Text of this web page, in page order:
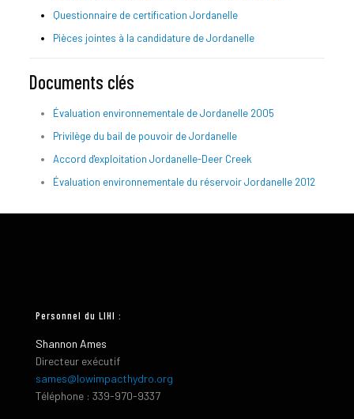
Questionnaire de certification Jordanelle
Pièces jointes à la candidature de Jordanelle
Documents clés
Évaluation environnementale de Jordanelle 2005
Privilège du bail de pouvoir de Jordanelle
Accord d'exploitation Jordanelle-Deer Creek
Évaluation environnementale du réservoir Jordanelle 2012
Personnel du LIHI :
Shannon Ames
Directeur exécutif
sames@lowimpacthydro.org
Téléphone : 339-970-9337